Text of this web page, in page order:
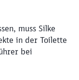
muss Silke
in der Toilette
bei